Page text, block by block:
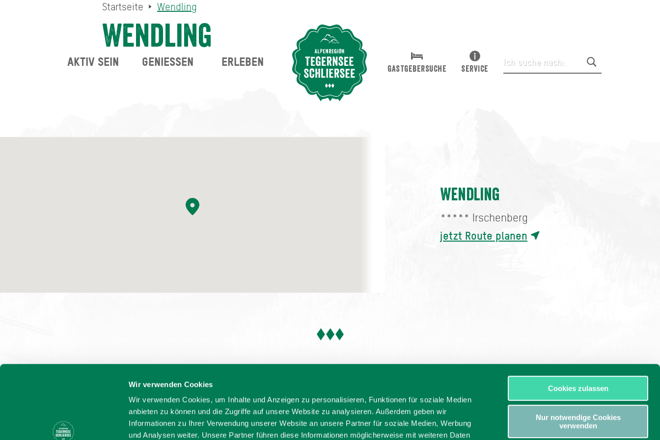
Wir verwenden Cookies
Wir verwenden Cookies, um Inhalte und Anzeigen zu personalisieren, Funktionen für soziale Medien
anbieten zu können und die Zugriffe auf unsere Website zu analysieren. Außerdem geben wir
Informationen zu Ihrer Verwendung unserer Website an unsere Partner für soziale Medien, Werbung
und Analysen weiter. Unsere Partner führen diese Informationen möglicherweise mit weiteren Daten
Cookies zulassen
Nur notwendige Cookies
verwenden
Startseite Wendling
Wendling
Wendling
***** Irschenberg
jetzt Route planen
AKTIV SEIN GENIESSEN ERLEBEN
GASTGEBERSUCHE SERVICE
Suche abschicken